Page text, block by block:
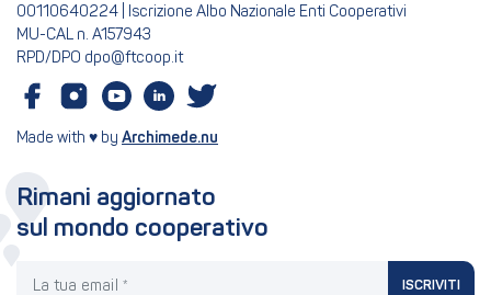
00110640224 | Iscrizione Albo Nazionale Enti Cooperativi
MU-CAL n. A157943
RPD/DPO dpo@ftcoop.it
Made with ♥ by Archimede.nu
Rimani aggiornato
sul mondo cooperativo
ISCRIVITI